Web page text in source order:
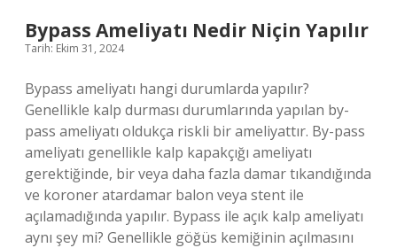
Bypass Ameliyatı Nedir Niçin Yapılır
Tarih: Ekim 31, 2024
Bypass ameliyatı hangi durumlarda yapılır?
Genellikle kalp durması durumlarında yapılan by-
pass ameliyatı oldukça riskli bir ameliyattır. By-pass
ameliyatı genellikle kalp kapakçığı ameliyatı
gerektiğinde, bir veya daha fazla damar tıkandığında
ve koroner atardamar balon veya stent ile
açılamadığında yapılır. Bypass ile açık kalp ameliyatı
aynı şey mi? Genellikle göğüs kemiğinin açılmasını